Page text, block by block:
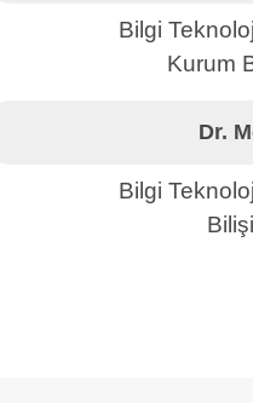
Bilgi
Kurum
Dr.
Bilgi